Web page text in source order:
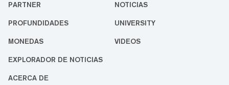
PARTNER NOTICIAS
PROFUNDIDADES UNIVERSITY
MONEDAS VIDEOS
EXPLORADOR DE NOTICIAS
ACERCA DE